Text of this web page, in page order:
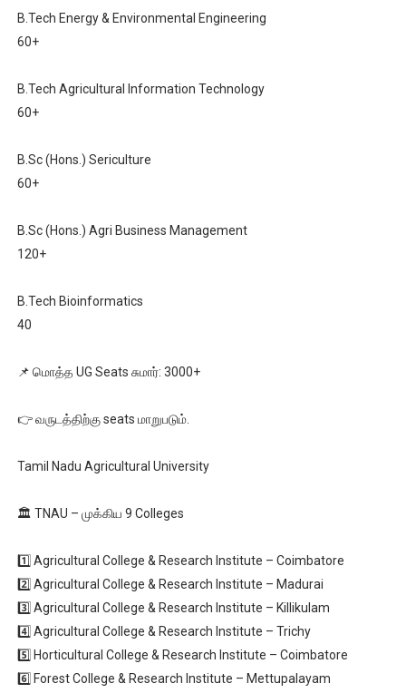
B.Tech Energy & Environmental Engineering
60+
B.Tech Agricultural Information Technology
60+
B.Sc (Hons.) Sericulture
60+
B.Sc (Hons.) Agri Business Management
120+
B.Tech Bioinformatics
40
📌 மொத்த UG Seats சுமார்: 3000+
👉 வருடத்திற்கு seats மாறுபடும்.
Tamil Nadu Agricultural University
🏛️ TNAU – முக்கிய 9 Colleges
1️⃣ Agricultural College & Research Institute – Coimbatore
2️⃣ Agricultural College & Research Institute – Madurai
3️⃣ Agricultural College & Research Institute – Killikulam
4️⃣ Agricultural College & Research Institute – Trichy
5️⃣ Horticultural College & Research Institute – Coimbatore
6️⃣ Forest College & Research Institute – Mettupalayam